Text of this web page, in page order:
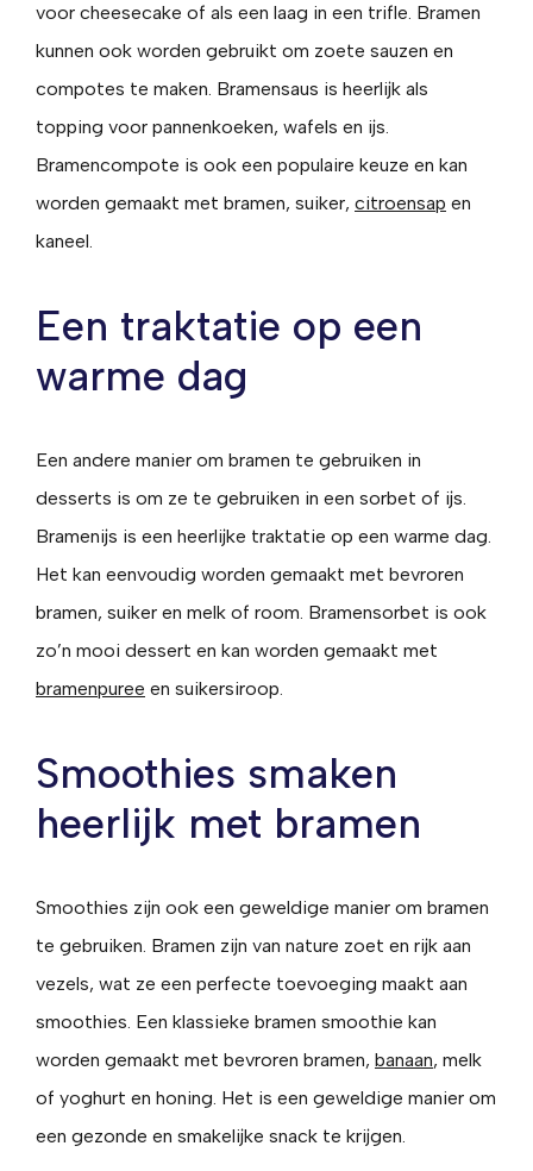
voor cheesecake of als een laag in een trifle. Bramen
kunnen ook worden gebruikt om zoete sauzen en
compotes te maken. Bramensaus is heerlijk als
topping voor pannenkoeken, wafels en ijs.
Bramencompote is ook een populaire keuze en kan
worden gemaakt met bramen, suiker, citroensap en
kaneel.
Een traktatie op een
warme dag
Een andere manier om bramen te gebruiken in
desserts is om ze te gebruiken in een sorbet of ijs.
Bramenijs is een heerlijke traktatie op een warme dag.
Het kan eenvoudig worden gemaakt met bevroren
bramen, suiker en melk of room. Bramensorbet is ook
zo’n mooi dessert en kan worden gemaakt met
bramenpuree en suikersiroop.
Smoothies smaken
heerlijk met bramen
Smoothies zijn ook een geweldige manier om bramen
te gebruiken. Bramen zijn van nature zoet en rijk aan
vezels, wat ze een perfecte toevoeging maakt aan
smoothies. Een klassieke bramen smoothie kan
worden gemaakt met bevroren bramen, banaan, melk
of yoghurt en honing. Het is een geweldige manier om
een gezonde en smakelijke snack te krijgen.